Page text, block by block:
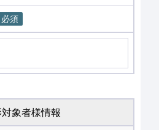
必須
象者様情報